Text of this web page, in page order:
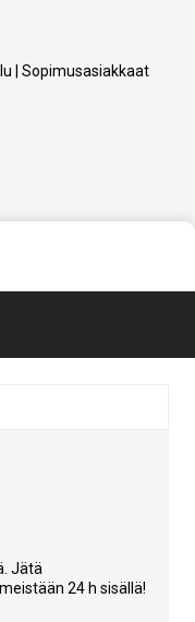
Sopimusasiakkaat
Jätä
24 h sisällä!